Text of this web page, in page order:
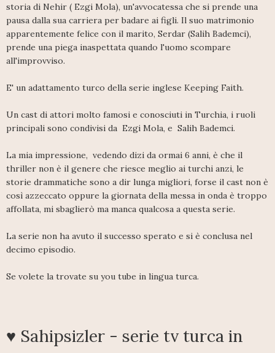
storia di Nehir ( Ezgi Mola), un'avvocatessa che si prende una
pausa dalla sua carriera per badare ai figli. Il suo matrimonio
apparentemente felice con il marito, Serdar (Salih Bademci),
prende una piega inaspettata quando l'uomo scompare
all'improvviso.
E' un adattamento turco della serie inglese Keeping Faith.
Un cast di attori molto famosi e conosciuti in Turchia, i ruoli
principali sono condivisi da Ezgi Mola, e Salih Bademci.
La mia impressione, vedendo dizi da ormai 6 anni, è che il
thriller non è il genere che riesce meglio ai turchi anzi, le
storie drammatiche sono a dir lunga migliori, forse il cast non è
così azzeccato oppure la giornata della messa in onda è troppo
affollata, mi sbaglierò ma manca qualcosa a questa serie.
La serie non ha avuto il successo sperato e si è conclusa nel
decimo episodio.
Se volete la trovate su you tube in lingua turca.
♥ Sahipsizler - serie tv turca in